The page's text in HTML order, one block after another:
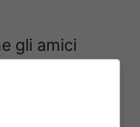
gli amici
aver